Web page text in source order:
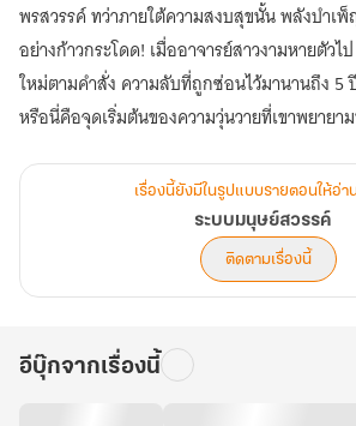
พรสวรรค์ ทว่าภายใต้ความสงบสุขนั้น พลังบำเ
อย่างก้าวกระโดด! เมื่ออาจารย์สาวงามหายตัว
ใหม่ตามคำสั่ง ความลับที่ถูกซ่อนไว้มานานถึง 5
หรือนี่คือจุดเริ่มต้นของความวุ่นวายที่เขาพยายา
เรื่องนี้ยังมีในรูปแบบรายตอนให้อ่า
ระบบมนุษย์สวรรค์
ติดตามเรื่องนี้
อีบุ๊กจากเรื่องนี้